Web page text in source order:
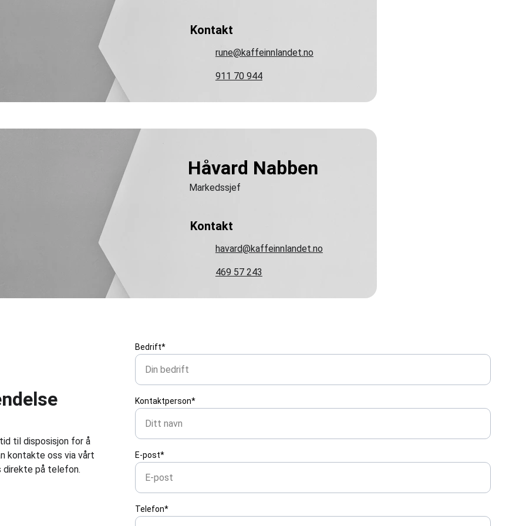
Kontakt
rune@kaffeinnlandet.no
911 70 944
Håvard Nabben
Markedssjef
Kontakt
havard@kaffeinnlandet.no
469 57 243
til disposisjon for å
kontakte oss via vårt
direkte på telefon.
Bedrift*
Kontaktperson*
E-post*
Telefon*